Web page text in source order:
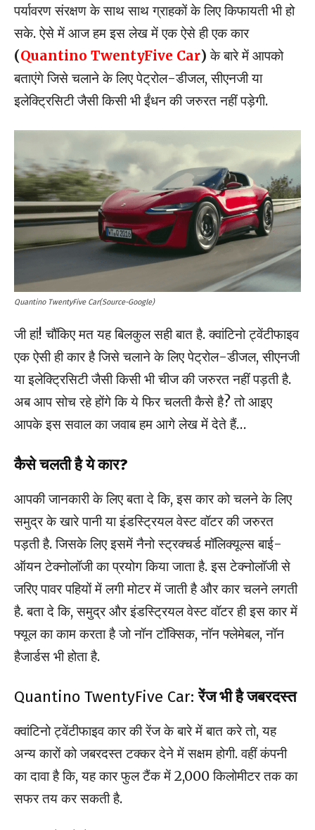
पर्यावरण संरक्षण के साथ साथ ग्राहकों के लिए किफायती भी हो
सके. ऐसे में आज हम इस लेख में एक ऐसे ही एक कार
(Quantino TwentyFive Car) के बारे में आपको
बताएंगे जिसे चलाने के लिए पेट्रोल-डीजल, सीएनजी या
इलेक्ट्रिसिटी जैसी किसी भी ईंधन की जरुरत नहीं पड़ेगी.
Quantino TwentyFive Car(Source-Google)
जी हां! चौंकिए मत यह बिलकुल सही बात है. क्वांटिनो ट्वेंटीफाइव
एक ऐसी ही कार है जिसे चलाने के लिए पेट्रोल-डीजल, सीएनजी
या इलेक्ट्रिसिटी जैसी किसी भी चीज की जरुरत नहीं पड़ती है.
अब आप सोच रहे होंगे कि ये फिर चलती कैसे है? तो आइए
आपके इस सवाल का जवाब हम आगे लेख में देते हैं…
कैसे चलती है ये कार?
आपकी जानकारी के लिए बता दे कि, इस कार को चलने के लिए
समुद्र के खारे पानी या इंडस्ट्रियल वेस्ट वॉटर की जरुरत
पड़ती है. जिसके लिए इसमें नैनो स्ट्रक्चर्ड मॉलिक्यूल्स बाई-
ऑयन टेक्नोलॉजी का प्रयोग किया जाता है. इस टेक्नोलॉजी से
जरिए पावर पहियों में लगी मोटर में जाती है और कार चलने लगती
है. बता दे कि, समुद्र और इंडस्ट्रियल वेस्ट वॉटर ही इस कार में
फ्यूल का काम करता है जो नॉन टॉक्सिक, नॉन फ्लेमेबल, नॉन
हैजार्डस भी होता है.
Quantino TwentyFive Car:रेंज भी है जबरदस्त
क्वांटिनो ट्वेंटीफाइव कार की रेंज के बारे में बात करे तो, यह
अन्य कारों को जबरदस्त टक्कर देने में सक्षम होगी. वहीं कंपनी
का दावा है कि, यह कार फुल टैंक में 2,000 किलोमीटर तक का
सफर तय कर सकती है.